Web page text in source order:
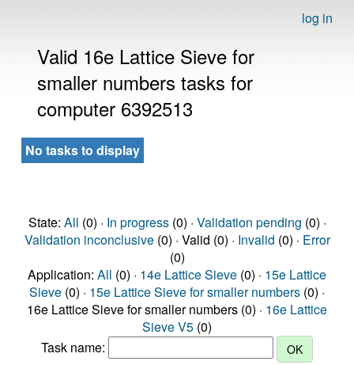
log in
Valid 16e Lattice Sieve for
smaller numbers tasks for
computer 6392513
No tasks to display
State: All (0) · In progress(0) · Validation pending (0) ·
Validation inconclusive(0) · Valid (0) · Invalid (0) · Error
(0)
Application: All (0) · 14e Lattice Sieve (0) · 15e Lattice
Sieve (0) · 15e Lattice Sieve for smaller numbers (0) ·
16e Lattice Sieve for smaller numbers (0) · 16e Lattice
Sieve V5 (0)
Task name: